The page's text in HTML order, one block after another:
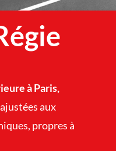
à Paris,
aux
propres à